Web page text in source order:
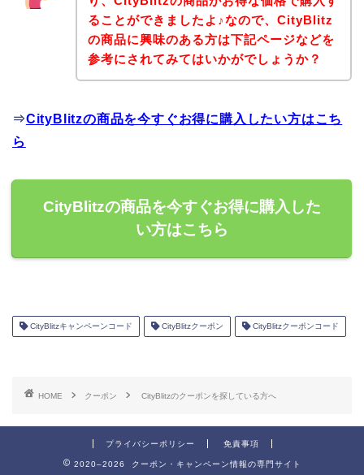
ることができましたよ♪なので、CityBlitz
の商品に興味のある方は下記ページなどを
参考にされてみてはいかがでしょうか？
⇒CityBlitzの商品を今すぐお得に購入したい方はこち
ら
CityBlitzの商品を今すぐお得に購入した
い方はこちら
CityBlitzキャンペーンコード CityBlitzクーポン CityBlitzクーポンコード
HOME クーポン CityBlitzのクーポンを探している方へ
プライバシーポリシー 免責事項
2020–2026 クーポン・キャンペーン情報の専門サイト